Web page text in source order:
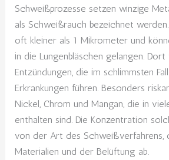
Schweißprozesse setzen winzige
als Schweißrauch bezeichnet
oft kleiner als 1 Mikrometer und
in die Lungenbläschen gelangen.
Entzündungen, die im schlimmsten
Erkrankungen führen. Besonders
Nickel, Chrom und Mangan, die in
enthalten sind. Die Konzentration
von der Art des Schweißverfahrens,
Materialien und der Belüftung ab.